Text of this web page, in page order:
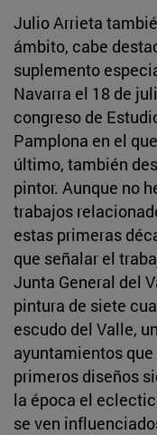
Julio Arrieta
ámbito, cabe
suplemento
Navarra el 18 de
congreso de
Pamplona en el
último, también
pintor. Aunque no
trabajos
estas primeras
que señalar el
Junta General del
pintura de siete
escudo del Valle,
ayuntamientos
primeros diseños
la época el
se ven